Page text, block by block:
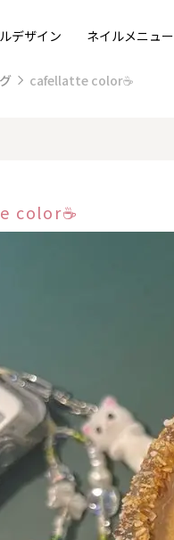
デザイン ネイルメニュー
cafellatte color☕
color☕